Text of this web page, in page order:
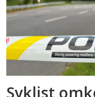
Syklist